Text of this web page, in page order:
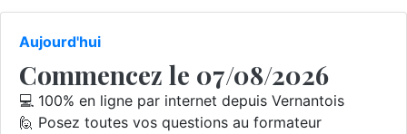
Aujourd'hui
Commencez le 07/08/2026
💻 100% en ligne par internet depuis Vernantois
🙋 Posez toutes vos questions au formateur